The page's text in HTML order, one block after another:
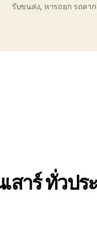
รับขนส่ง, หารถยก รถลา
สาร์ ทั่วปร